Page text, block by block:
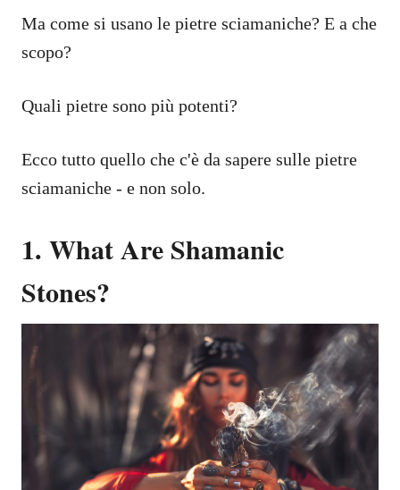
Ma come si usano le pietre sciamaniche? E a che
scopo?
Quali pietre sono più potenti?
Ecco tutto quello che c'è da sapere sulle pietre
sciamaniche - e non solo.
1. What Are Shamanic
Stones?